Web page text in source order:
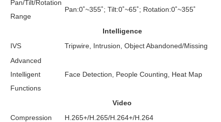
Pan/Tilt/Rotation
Range
Pan:0˚~355˚; Tilt:0˚~65˚; Rotation:0˚~355˚
Intelligence
IVS
Tripwire, Intrusion, Object Abandoned/Missing
Advanced
Intelligent
Functions
Face Detection, People Counting, Heat Map
Video
Compression
H.265+/H.265/H.264+/H.264